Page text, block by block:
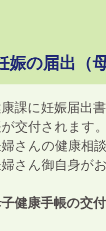
娠の届出（
課に妊娠届出
交付されます。
さんの健康相
さん御自身が
健康手帳の交